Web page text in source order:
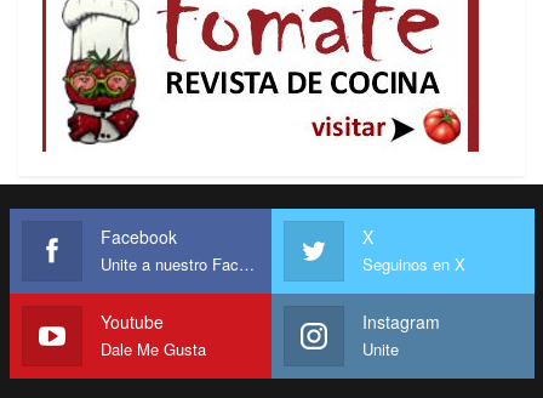
Facebook
Unite a nuestro Facebook
X
Seguinos en X
Youtube
Dale Me Gusta
Instagram
Unite